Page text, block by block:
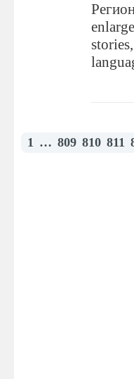
1 … 809 810 811